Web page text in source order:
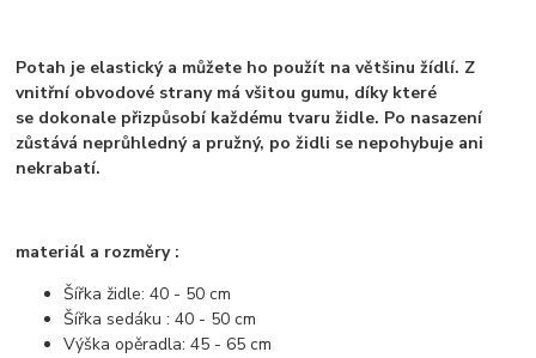
Potah je elastický a můžete ho použít na většinu žídlí. Z
vnitřní obvodové strany má všitou gumu, díky které
se dokonale přizpůsobí každému tvaru židle. Po nasazení
zůstává neprůhledný a pružný, po židli se nepohybuje ani
nekrabatí.
materiál a rozměry :
Šířka židle: 40 - 50 cm
Šířka sedáku : 40 - 50 cm
Výška opěradla: 45 - 65 cm